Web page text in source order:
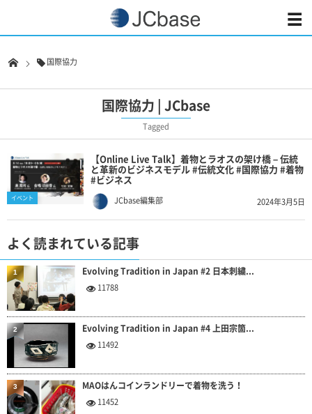
国際協力
国際協力 | JCbase
Tagged
イベント
【Online Live Talk】着物とラオスの架け橋 – 伝統
と革新のビジネスモデル #伝統文化 #国際協力 #着物
#ビジネス
JCbase編集部 2024年3月5日
よく読まれている記事
Evolving Tradition in Japan #2 日本刺繍...
11788
1
Evolving Tradition in Japan #4 上田宗箇...
11492
2
MAOはんコインランドリーで着物を洗う！
11452
3